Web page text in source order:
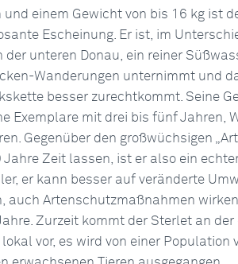
und einem Gewicht von bis 16 kg ist
Escheinung. Er ist, im
der unteren Donau, ein reiner
Wanderungen unternimmt und
besser zurechtkommt. Seine
Exemplare mit drei bis fünf Jahren,
Gegenüber den großwüchsigen
Jahre Zeit lassen, ist er also ein
er kann besser auf veränderte
auch Artenschutzmaßnahmen
Zurzeit kommt der Sterlet an
vor, es wird von einer Population